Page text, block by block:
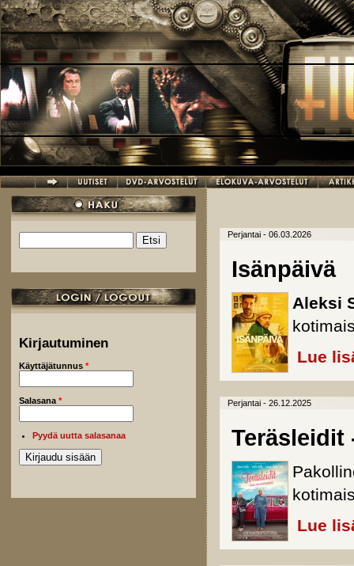
Hyppää pääsisältöön
Hakulomake
Kirjautuminen
Käyttäjätunnus *
Salasana *
Pyydä uutta salasanaa
Perjantai - 06.03.2026
Isänpäivä
Aleksi
Lue
Perjantai - 26.12.2025
Teräsleidit
Lue